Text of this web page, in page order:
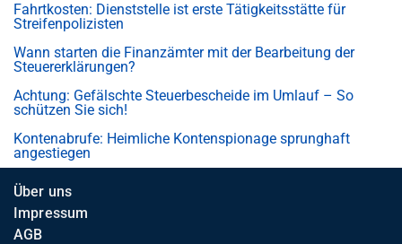
Fahrtkosten: Dienststelle ist erste Tätigkeitsstätte für
Streifenpolizisten
Wann starten die Finanzämter mit der Bearbeitung der
Steuererklärungen?
Achtung: Gefälschte Steuerbescheide im Umlauf – So
schützen Sie sich!
Kontenabrufe: Heimliche Kontenspionage sprunghaft
angestiegen
Über uns
Impressum
AGB